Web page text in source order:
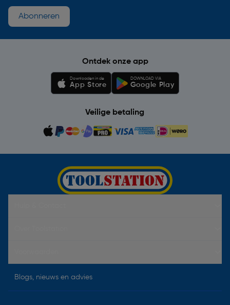
Abonneren
Ontdek onze app
Downloaden in de
App Store
DOWNLOAD VIA
Google Play
Veilige betaling
Blogs, nieuws en advies